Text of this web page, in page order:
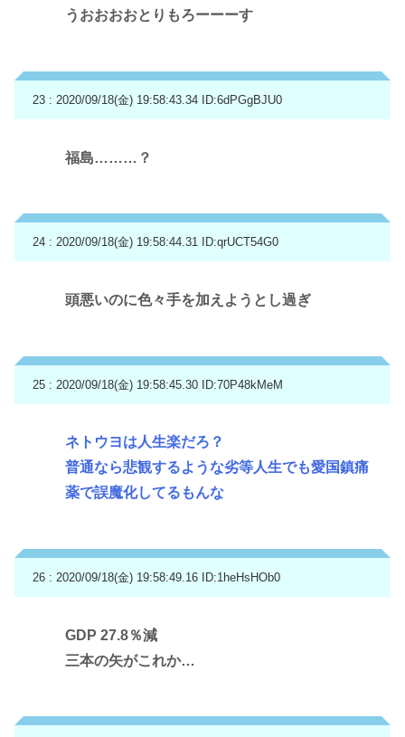
うおおおおとりもろーーーす
23 : 2020/09/18(金) 19:58:43.34 ID:6dPGgBJU0
福島………？
24 : 2020/09/18(金) 19:58:44.31 ID:qrUCT54G0
頭悪いのに色々手を加えようとし過ぎ
25 : 2020/09/18(金) 19:58:45.30 ID:70P48kMeM
ネトウヨは人生楽だろ？
普通なら悲観するような劣等人生でも愛国鎮痛
薬で誤魔化してるもんな
26 : 2020/09/18(金) 19:58:49.16 ID:1heHsHOb0
GDP 27.8％減
三本の矢がこれか…